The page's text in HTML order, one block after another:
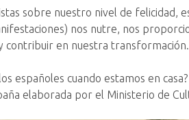
sobre nuestro nivel de felicidad,
nos nutre, nos
contribuir en nuestra transformación.
españoles cuando estamos en casa?
elaborada por el Ministerio de